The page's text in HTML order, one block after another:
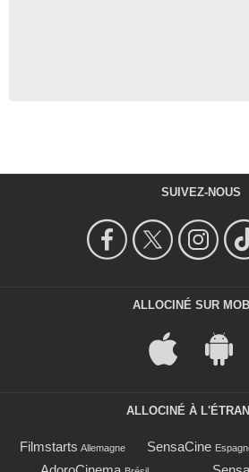
SUIVEZ-NOUS
ALLOCINÉ SUR
ALLOCINÉ À
Filmstarts Allemagne SensaCine